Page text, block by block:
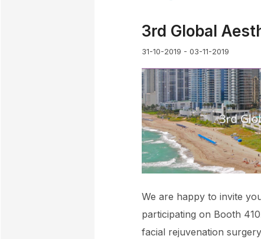
3rd Global
31-10-2019 - 03-11-2019
We are happy to invite
participating on Booth
facial rejuvenation